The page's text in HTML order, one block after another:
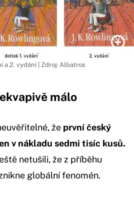
a 2. vydání | Zdroj: Albatros
málo
že první český
v nákladu sedmi tisíc kusů.
netušili, že z příběhu
globální fenomén.